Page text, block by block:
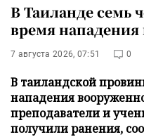
В Таиланде семь
время
7 августа 2026, 07:51 0
В таиландской
нападения
преподаватели и
получили ранения,